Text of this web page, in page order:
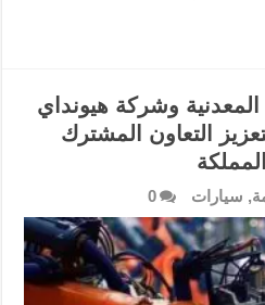
المعدنية وشركة هيونداي
التعاون المشترك
, سيارات 0